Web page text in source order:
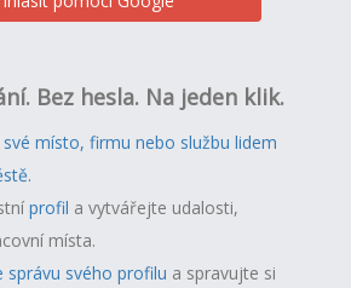
Bez hesla. Na jeden klik.
místo, firmu nebo službu lidem
profil a vytvářejte udalosti,
místa.
správu svého profilu a spravujte si